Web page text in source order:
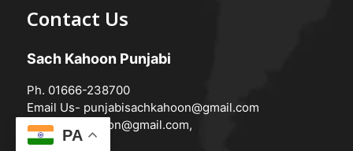
Contact Us
Sach Kahoon Punjabi
Ph. 01666-238700
Email Us- punjabisachkahoon@gmail.com
hindisachkahoon@gmail.com,
PA